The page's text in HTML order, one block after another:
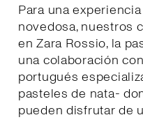
Para una
novedosa, nuestros
en Zara Rossio, la
una colaboración
portugués
pasteles de nata-
pueden disfrutar de